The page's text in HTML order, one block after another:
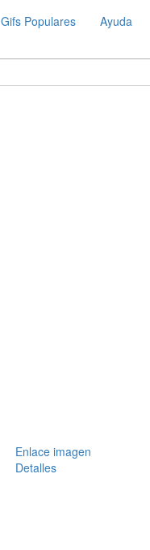
Gifs Populares Ayuda
Enlace imagen
Detalles